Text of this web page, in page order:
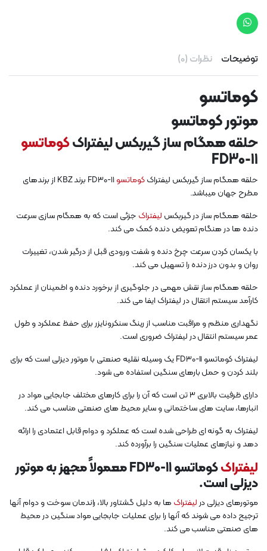
توضیحات نظرات (0)
کوماتسو
موتور کوماتسو
حلقه همگام ساز گیربکس لیفتراککوماتسو
FD30-11
حلقه همگام ساز گیربکس لیفتراککوماتسو
FD30-11 برند KBZ از برندهای
مطرح جهان میباشد.
حلقه همگام ساز در گیربکس لیفتراک جزئی است که به همگام سازی سرعت
دنده ها در هنگام تعویض دنده کمک می کند.
با یکسان کردن سرعت چرخ دنده و شفت ورودی قبل از درگیر شدن، تغییرات
روان و بدون درز دنده را تسهیل می کند.
حلقه همگام ساز نقش مهمی در جلوگیری از برخورد دنده و اطمینان از عملکرد
کارآمد سیستم انتقال در لیفتراک ایفا می کند.
نگهداری منظم و مراقبت مناسب از رینگ سنکرونایزر برای حفظ عملکرد و طول
عمر سیستم انتقال در لیفتراک ضروری است.
لیفتراک کوماتسو FD30-11 یک وسیله نقلیه صنعتی با موتور دیزلی است که برای
بلند کردن و حمل بارهای سنگین استفاده می شود.
دارای ظرفیت بالابری 3 تن است که آن را برای کارهای مختلف جابجایی مواد در
انبارها، سایت های ساختمانی و سایر محیط های صنعتی مناسب می کند.
لیفتراک به گونه ای طراحی شده است که عملکرد و دوام قابل اعتمادی را ارائه
دهد و نیازهای عملیات سنگین را برآورده کند.
لیفتراک کوماتسو FD30-11 معمولاً مجهز به موتور
دیزلی است.
موتورهای دیزلی درلیفتراک ها به دلیل گشتاور بالا، راندمان سوخت و دوام آنها
ترجیح داده می شوند که آنها را برای عملیات جابجایی مواد سنگین در محیط
های صنعتی مناسب می کند.